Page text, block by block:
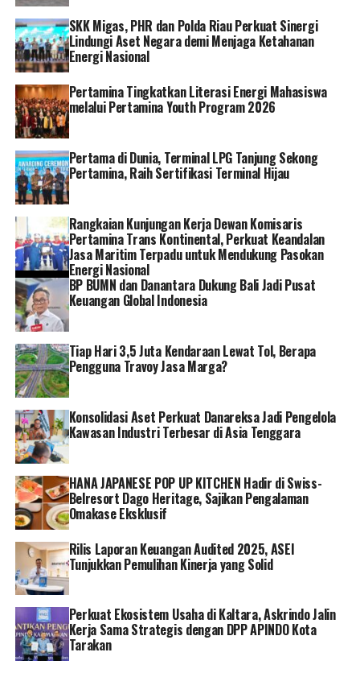
Unhas menghadapi tantangan dalam pemantauan jalur
internet dan bandwidth. Saat terjadi kendala jaringan,
Unhas kerap mendapatkan keluhan dari end user karena
penanganannya yang cenderung tidak cepat.
Berkat Netmonk Prime, Unhas kini lebih cepat tanggap
merespon kendala jaringan, bahkan mampu
mengantisipasi potensi kendala yang mungkin terjadi
pada jaringan. Keputusan yang diambil juga lebih tepat
sasaran lewat fitur predictive analytic yang tersedia di
Netmonk Prime.
Lebih lanjut, keseluruhan informasi tersebut dapat
diakses secara real time. Melalui fitur dashboard
monitoring jaringan yang disediakan oleh Netmonk
Prime, Unhas dapat mendeteksi lebih dini kendala pada
jaringan sesuai titik permasalahan sehingga mitigasi
yang dilakukan tepat sasaran.
“Banyak kendala yang kami hadapi sebelum mengenal
Netmonk Prime. Kami cukup kesulitan dalam
memonitoring jalur internet dan bandwidth. Setelah
menggunakan Netmonk Prime, kami sekarang lebih
cepat tanggap menangani kendala jaringan sehingga
meminimalisir keluhan dari end user,” ujar Sistem
Administrator Unhas, Ardi.
Melalui pemantauan kinerja jaringan secara terus-
menerus, Netmonk Prime dapat memastikan
ketersediaan layanan yang optimal dan berkontribusi
pada kepuasan pengguna serta produktivitas
penggunanya. Netmonk Prime yang merupakan aplikasi
monitoring jaringan juga memberikan visibilitas yang
efisien terhadap kinerja jaringan sehingga
memungkinkan penggunanya membuat keputusan
SKK Migas, PHR dan Polda Riau Perkuat Sinergi
Lindungi Aset Negara demi Menjaga Ketahanan
Energi Nasional
Pertamina Tingkatkan Literasi Energi Mahasiswa
melalui Pertamina Youth Program 2026
Pertama di Dunia, Terminal LPG Tanjung Sekong
Pertamina, Raih Sertifikasi Terminal Hijau
Rangkaian Kunjungan Kerja Dewan Komisaris
Pertamina Trans Kontinental, Perkuat Keandalan
Jasa Maritim Terpadu untuk Mendukung Pasokan
Energi Nasional
BP BUMN dan Danantara Dukung Bali Jadi Pusat
Keuangan Global Indonesia
Tiap Hari 3,5 Juta Kendaraan Lewat Tol, Berapa
Pengguna Travoy Jasa Marga?
Konsolidasi Aset Perkuat Danareksa Jadi Pengelola
Kawasan Industri Terbesar di Asia Tenggara
HANA JAPANESE POP UP KITCHEN Hadir di Swiss-
Belresort Dago Heritage, Sajikan Pengalaman
Omakase Eksklusif
Rilis Laporan Keuangan Audited 2025, ASEI
Tunjukkan Pemulihan Kinerja yang Solid
Perkuat Ekosistem Usaha di Kaltara, Askrindo Jalin
Kerja Sama Strategis dengan DPP APINDO Kota
Tarakan